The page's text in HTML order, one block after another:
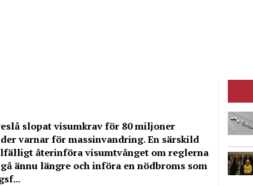
slopat visumkrav för 80 miljoner
varnar för massinvandring. En särskild
återinföra visumtvånget om reglerna
ännu längre och införa en nödbroms som